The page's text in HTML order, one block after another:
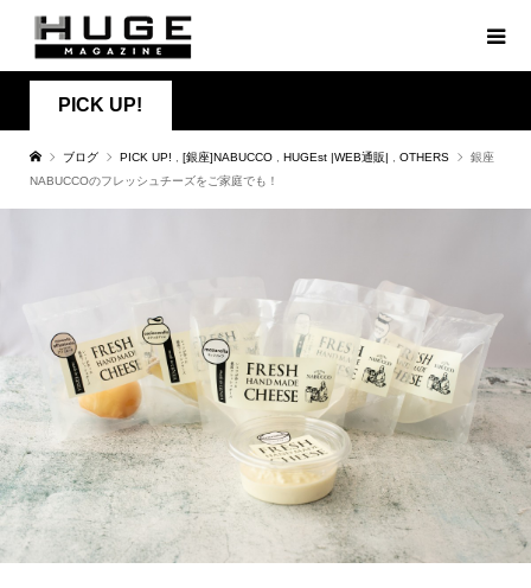
PICK UP!
ブログ PICK UP! [銀座]NABUCCO HUGEst |WEB通販| OTHERS
銀座
NABUCCOのフレッシュチーズをご家庭でも！